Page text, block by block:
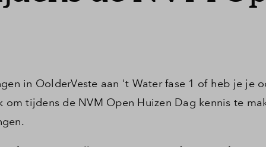
kopen
vragen
in OolderVeste aan 't Water fase 1 of heb je je
tijdens de NVM Open Huizen Dag kennis te